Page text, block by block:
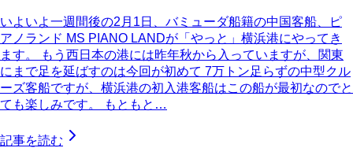
いよいよ一週間後の2月1日、バミューダ船籍の中国客船、ピ
アノランド MS PIANO LANDが「やっと」横浜港にやってき
ます。 もう西日本の港には昨年秋から入っていますが、関東
にまで足を延ばすのは今回が初めて 7万トン足らずの中型クル
ーズ客船ですが、横浜港の初入港客船はこの船が最初なのでと
ても楽しみです。 もともと…
記事を読む